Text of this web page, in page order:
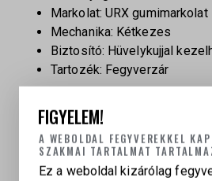
Markolat: URX gumimarkolat
Mechanika: Kétkezes
Biztosító: Hüvelykujjal
Tartozék: Fegyverzár
FIGYELEM!
A WEBOLDAL FEGYVEREKKEL
SZAKMAI TARTALMAT
Ez a weboldal kizárólag